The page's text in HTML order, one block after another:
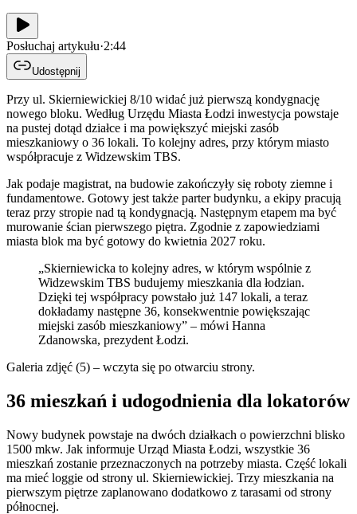
Posłuchaj artykułu·2:44
Udostępnij
Przy ul. Skierniewickiej 8/10 widać już pierwszą kondygnację
nowego bloku. Według Urzędu Miasta Łodzi inwestycja powstaje
na pustej dotąd działce i ma powiększyć miejski zasób
mieszkaniowy o 36 lokali. To kolejny adres, przy którym miasto
współpracuje z Widzewskim TBS.
Jak podaje magistrat, na budowie zakończyły się roboty ziemne i
fundamentowe. Gotowy jest także parter budynku, a ekipy pracują
teraz przy stropie nad tą kondygnacją. Następnym etapem ma być
murowanie ścian pierwszego piętra. Zgodnie z zapowiedziami
miasta blok ma być gotowy do kwietnia 2027 roku.
„Skierniewicka to kolejny adres, w którym wspólnie z
Widzewskim TBS budujemy mieszkania dla łodzian.
Dzięki tej współpracy powstało już 147 lokali, a teraz
dokładamy następne 36, konsekwentnie powiększając
miejski zasób mieszkaniowy” – mówi Hanna
Zdanowska, prezydent Łodzi.
Galeria zdjęć (5) – wczyta się po otwarciu strony.
36 mieszkań i udogodnienia dla lokatorów
Nowy budynek powstaje na dwóch działkach o powierzchni blisko
1500 mkw. Jak informuje Urząd Miasta Łodzi, wszystkie 36
mieszkań zostanie przeznaczonych na potrzeby miasta. Część lokali
ma mieć loggie od strony ul. Skierniewickiej. Trzy mieszkania na
pierwszym piętrze zaplanowano dodatkowo z tarasami od strony
północnej.